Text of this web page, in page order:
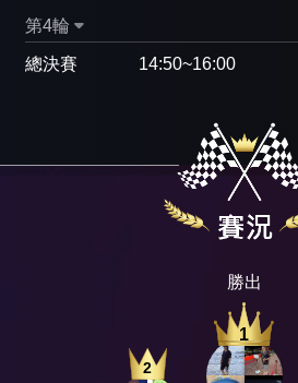
第4輪
總決賽 14:50~16:00
勝出
1
2